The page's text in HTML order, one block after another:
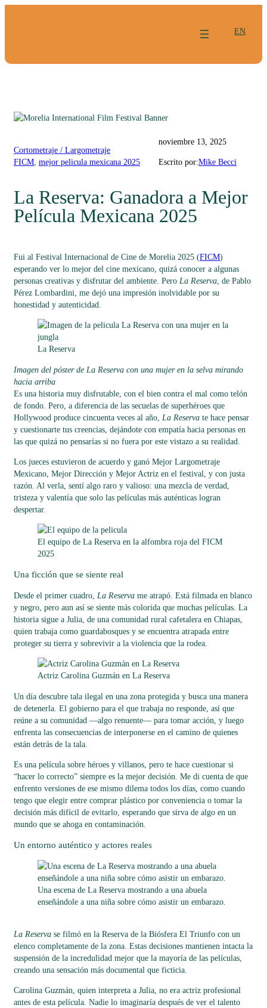
EN
Cortometraje / Largometraje
FICM mejor pelicula mexicana 2025
noviembre 13, 2025
Escrito por:Mike Becci
La Reserva: Ganadora a Mejor
Película Mexicana 2025
Fui al Festival Internacional de Cine de Morelia 2025 (FICM)
esperando ver lo mejor del cine mexicano, quizá conocer a algunas
personas creativas y disfrutar del ambiente. Pero La Reserva, de Pablo
Pérez Lombardini, me dejó una impresión inolvidable por su
honestidad y autenticidad.
La Reserva
Imagen del póster de La Reserva con una mujer en la selva mirando
hacia arriba
Es una historia muy disfrutable, con el bien contra el mal como telón
de fondo. Pero, a diferencia de las secuelas de superhéroes que
Hollywood produce cincuenta veces al año, La Reserva te hace pensar
y cuestionarte tus creencias, dejándote con empatía hacia personas en
las que quizá no pensarías si no fuera por este vistazo a su realidad.
Los jueces estuvieron de acuerdo y ganó Mejor Largometraje
Mexicano, Mejor Dirección y Mejor Actriz en el festival, y con justa
razón. Al verla, sentí algo raro y valioso: una mezcla de verdad,
tristeza y valentía que solo las películas más auténticas logran
despertar.
El equipo de La Reserva en la alfombra roja del FICM
2025
Una ficción que se siente real
Desde el primer cuadro, La Reserva me atrapó. Está filmada en blanco
y negro, pero aun así se siente más colorida que muchas películas. La
historia sigue a Julia, de una comunidad rural cafetalera en Chiapas,
quien trabaja como guardabosques y se encuentra atrapada entre
proteger su tierra y sobrevivir a la violencia que la rodea.
Actriz Carolina Guzmán en La Reserva
Un día descubre tala ilegal en una zona protegida y busca una manera
de detenerla. El gobierno para el que trabaja no responde, así que
reúne a su comunidad —algo renuente— para tomar acción, y luego
enfrenta las consecuencias de interponerse en el camino de quienes
están detrás de la tala.
Es una película sobre héroes y villanos, pero te hace cuestionar si
“hacer lo correcto” siempre es la mejor decisión. Me di cuenta de que
enfrento versiones de ese mismo dilema todos los días, como cuando
tengo que elegir entre comprar plástico por conveniencia o tomar la
decisión más difícil de evitarlo, esperando que sirva de algo en un
mundo que se ahoga en contaminación.
Un entorno auténtico y actores reales
Una escena de La Reserva mostrando a una abuela
enseñándole a una niña sobre cómo asistir un embarazo.
La Reserva se filmó en la Reserva de la Biósfera El Triunfo con un
elenco completamente de la zona. Estas decisiones mantienen intacta la
suspensión de la incredulidad mejor que la mayoría de las películas,
creando una sensación más documental que ficticia.
Carolina Guzmán, quien interpreta a Julia, no era actriz profesional
antes de esta película. Nadie lo imaginaría después de ver el talento